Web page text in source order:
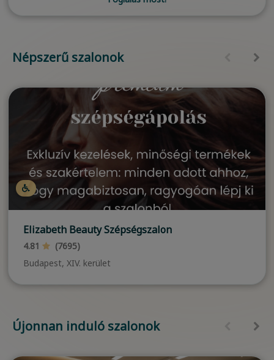
Népszerű szalonok
Elizabeth Beauty Szépségszalon
4.81
(7695)
Budapest, XIV. kerület
Újonnan induló szalonok